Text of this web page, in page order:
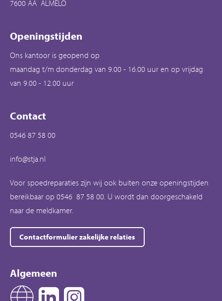
7600 AA ALMELO
Openingstijden
Ons kantoor is geopend op
maandag t/m donderdag van 9.00 - 16.00 uur en op vrijdag
van 9.00 - 12.00 uur
Contact
0546 87 58 00
info@stja.nl
Voor spoedreparaties zijn wij ook buiten onze openingstijden
bereikbaar op 0546 87 58 00. U wordt dan doorgeschakeld
naar de meldkamer.
Contactformulier zakelijke relaties
Algemeen